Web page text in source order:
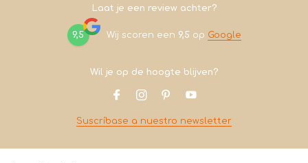
Laat je een review achter?
9,5 Wij scoren een 9,5 op Google
Wil je op de hoogte blijven?
Suscríbase a nuestro newsletter